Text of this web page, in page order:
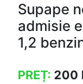
Supape
admisie
1,2
PREȚ: 200